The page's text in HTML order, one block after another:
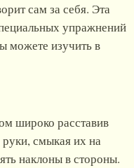
сам за себя. Эта
упражнений
можете изучить в
широко расставив
смыкая их на
наклоны в стороны.